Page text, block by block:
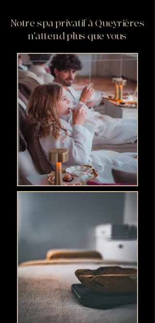
Notre spa privatif à Queyrières
n'attend plus que vous